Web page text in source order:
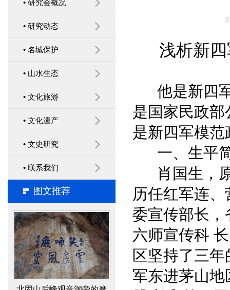
• 研究会概况
• 研究动态
• 名城保护
• 山水生态
• 文化旅游
• 文化遗产
• 文史研究
• 联系我们
图文推荐
十次学术研讨会
传承红色基因 建设党内
经验
梦溪园复建与考古
浅析新
他是新四军
是国家民政
是新四军模
一、生平
肖国生，原
历任红军连
委宣传部长
六师宣传科
区坚持了三
军东进茅山